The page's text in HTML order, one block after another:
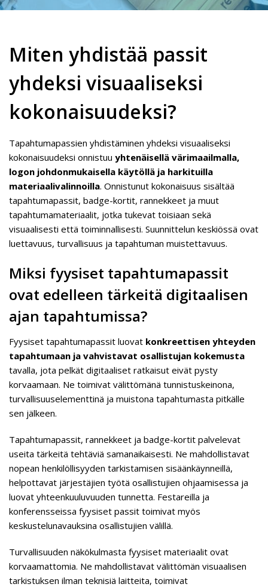
Miten yhdistää passit
yhdeksi visuaaliseksi
kokonaisuudeksi?
Tapahtumapassien yhdistäminen yhdeksi visuaaliseksi
kokonaisuudeksi onnistuu yhtenäisellä värimaailmalla,
logon johdonmukaisella käytöllä ja harkituilla
materiaalivalinnoilla. Onnistunut kokonaisuus sisältää
tapahtumapassit, badge-kortit, rannekkeet ja muut
tapahtumamateriaalit, jotka tukevat toisiaan sekä
visuaalisesti että toiminnallisesti. Suunnittelun keskiössä ovat
luettavuus, turvallisuus ja tapahtuman muistettavuus.
Miksi fyysiset tapahtumapassit
ovat edelleen tärkeitä digitaalisen
ajan tapahtumissa?
Fyysiset tapahtumapassit luovat konkreettisen yhteyden
tapahtumaan ja vahvistavat osallistujan kokemusta
tavalla, jota pelkät digitaaliset ratkaisut eivät pysty
korvaamaan. Ne toimivat välittömänä tunnistuskeinona,
turvallisuuselementtinä ja muistona tapahtumasta pitkälle
sen jälkeen.
Tapahtumapassit, rannekkeet ja badge-kortit palvelevat
useita tärkeitä tehtäviä samanaikaisesti. Ne mahdollistavat
nopean henkilöllisyyden tarkistamisen sisäänkäynneillä,
helpottavat järjestäjien työtä osallistujien ohjaamisessa ja
luovat yhteenkuuluvuuden tunnetta. Festareilla ja
konferensseissa fyysiset passit toimivat myös
keskustelunavauksina osallistujien välillä.
Turvallisuuden näkökulmasta fyysiset materiaalit ovat
korvaamattomia. Ne mahdollistavat välittömän visuaalisen
tarkistuksen ilman teknisiä laitteita, toimivat